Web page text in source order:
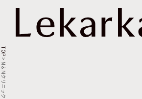
TOP
>
M＆Mクリニック